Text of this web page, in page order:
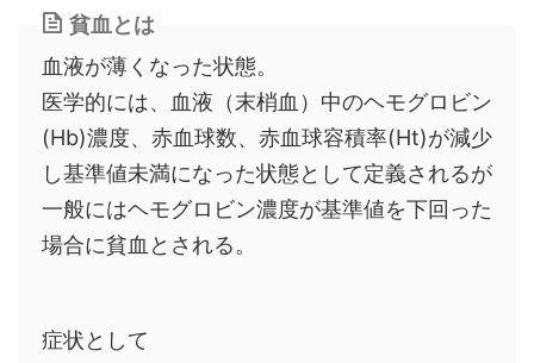
貧血とは
血液が薄くなった状態。
医学的には、血液（末梢血）中のヘモグロビン
(Hb)濃度、赤血球数、赤血球容積率(Ht)が減少
し基準値未満になった状態として定義されるが
一般にはヘモグロビン濃度が基準値を下回った
場合に貧血とされる。
症状として